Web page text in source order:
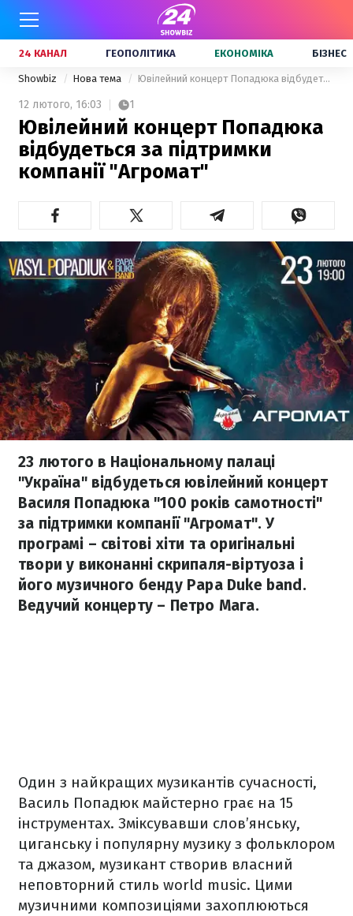
24 КАНАЛ ГЕОПОЛІТИКА ЕКОНОМІКА БІЗНЕС
Showbiz Нова тема Ювілейний концерт Попадюка відбудеться за підтримки компанії "Агромат"
12 лютого, 16:03 1
Ювілейний концерт Попадюка
відбудеться за підтримки
компанії "Агромат"
23 лютого в Національному палаці
"Україна" відбудеться ювілейний концерт
Василя Попадюка "100 років самотності"
за підтримки компанії "Агромат". У
програмі – світові хіти та оригінальні
твори у виконанні скрипаля-віртуоза і
його музичного бенду Papa Duke band.
Ведучий концерту – Петро Мага.
Один з найкращих музикантів сучасності,
Василь Попадюк майстерно грає на 15
інструментах. Зміксувавши слов’янську,
циганську і популярну музику з фольклором
та джазом, музикант створив власний
неповторний стиль world music. Цими
музичними композиціями захоплюються